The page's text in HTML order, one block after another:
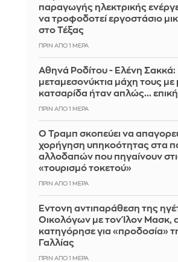
παραγωγής ηλεκτρικής
να τροφοδοτεί εργοστάσιο
στο Τέξας
ΠΡΙΝ ΑΠΌ 1 ΜΈΡΑ
Αθηνά Ροδίτου - Ελένη Σακκά:
μεταμεσονύκτια μάχη τους με
κατσαρίδα ήταν απλώς...
ΠΡΙΝ ΑΠΌ 1 ΜΈΡΑ
Ο Τραμπ σκοπεύει να
χορήγηση υπηκοότητας στα
αλλοδαπών που πηγαίνουν
«τουρισμό τοκετού»
ΠΡΙΝ ΑΠΌ 1 ΜΈΡΑ
Έντονη αντιπαράθεση της
Οικολόγων με τον Ίλον Μασκ,
κατηγόρησε για «προδοσία»
Γαλλίας
ΠΡΙΝ ΑΠΌ 1 ΜΈΡΑ